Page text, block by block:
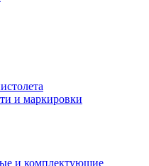
и маркировки
и комплектующие